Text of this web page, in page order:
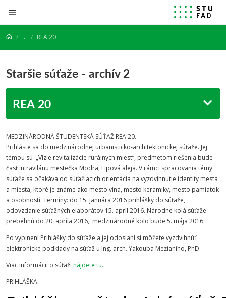
Prejsť na obsah
... REA 20
Staršie súťaže - archív 2
REA 20
MEDZINÁRODNÁ ŠTUDENTSKÁ SÚŤAŽ REA 20.
Prihláste sa do medzinárodnej urbanisticko-architektonickej súťaže. Jej
témou sú „Vízie revitalizácie rurálnych miest“, predmetom riešenia bude
časť intravilánu mestečka Modra, Lipová aleja. V rámci spracovania témy
súťaže sa očakáva od súťažiacich orientácia na vyzdvihnutie identity mesta
a miesta, ktoré je známe ako mesto vína, mesto keramiky, mesto pamiatok
a osobností. Termíny: do 15. januára 2016 prihlášky do súťaže,
odovzdanie súťažných elaborátov 15. apríl 2016. Národné kolá súťaže:
prebehnú do 20. apríla 2016, medzinárodné kolo bude 5. mája 2016.
Po vyplnení Prihlášky do súťaže a jej odoslaní si môžete vyzdvihnúť
elektronické podklady na súťaž u Ing. arch. Yakouba Mezianiho, PhD.
Viac informácii o súťaži nájdete tu.
PRIHLÁŠKA: